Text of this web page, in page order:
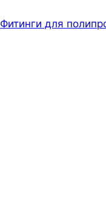
Фитинги для